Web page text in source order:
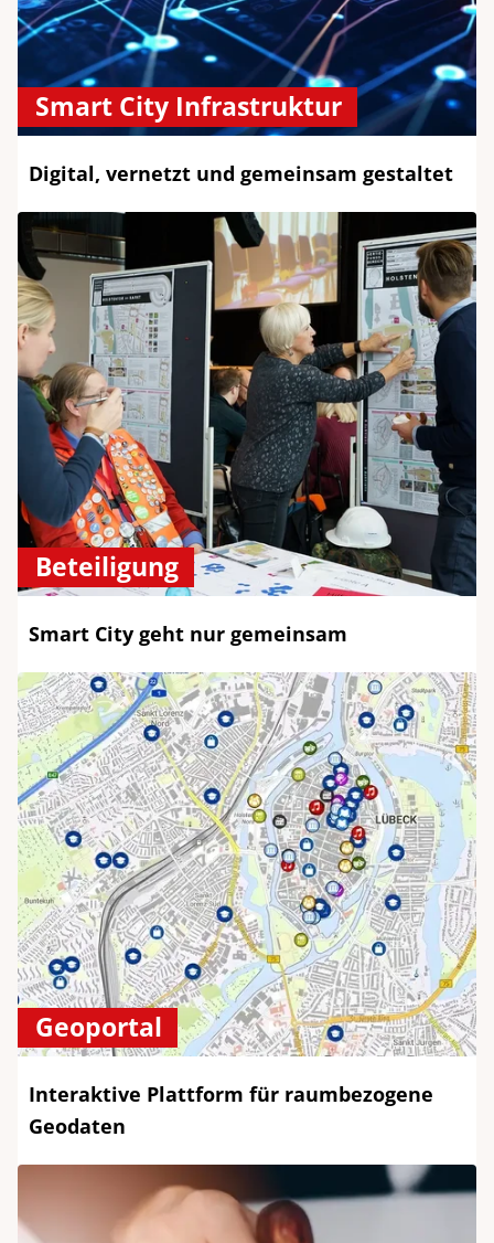
Smart City Infrastruktur
Digital, vernetzt und gemeinsam gestaltet
Beteiligung
Smart City geht nur gemeinsam
Geoportal
Interaktive Plattform für raumbezogene
Geodaten